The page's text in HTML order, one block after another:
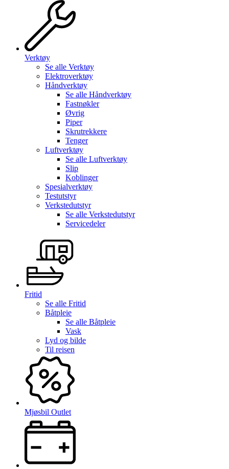
Verktøy
Se alle Verktøy
Elektroverktøy
Håndverktøy
Se alle Håndverktøy
Fastnøkler
Øvrig
Piper
Skrutrekkere
Tenger
Luftverktøy
Se alle Luftverktøy
Slip
Koblinger
Spesialverktøy
Testutstyr
Verkstedutstyr
Se alle Verkstedutstyr
Servicedeler
Fritid
Se alle Fritid
Båtpleie
Se alle Båtpleie
Vask
Lyd og bilde
Til reisen
Mjøsbil Outlet